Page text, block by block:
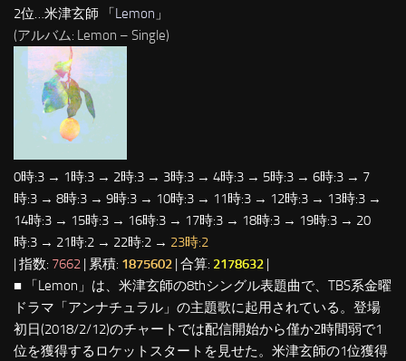
2位…米津玄師 「Lemon 」
(アルバム: Lemon – Single)
0時:3 → 1時:3 → 2時:3 → 3時:3 → 4時:3 → 5時:3 → 6時:3 → 7
時:3 → 8時:3 → 9時:3 → 10時:3 → 11時:3 → 12時:3 → 13時:3 →
14時:3 → 15時:3 → 16時:3 → 17時:3 → 18時:3 → 19時:3 → 20
時:3 → 21時:2 → 22時:2 → 23時:2
| 指数: 7662 | 累積: 1875602 | 合算: 2178632 |
■ 「Lemon」は、米津玄師の8thシングル表題曲で、TBS系金曜
ドラマ「アンナチュラル」の主題歌に起用されている。登場
初日(2018/2/12)のチャートでは配信開始から僅か2時間弱で1
位を獲得するロケットスタートを見せた。米津玄師の1位獲得